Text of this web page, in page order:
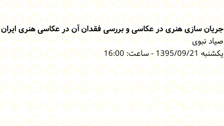
جریان سازی هنری در عکاسی و بررسی فقدان آن در عکاسی هنری ایران
صیاد نبوی
یکشنبه 1395/09/21 - ساعت: 16:00